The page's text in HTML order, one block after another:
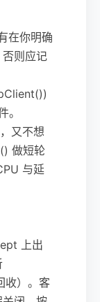
在你明确
则应记
。
又不想
做短轮
与延
上出
收）。客